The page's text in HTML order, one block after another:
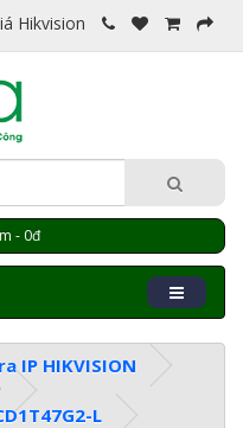
Hikvision
- 0đ
IP HIKVISION
L